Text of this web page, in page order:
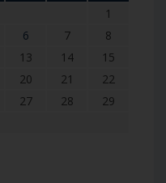
1
6 7
8
13 14
15
20 21
22
27 28
29